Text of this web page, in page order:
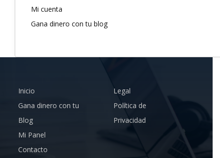
Mi cuenta
Gana dinero con tu blog
Inicio
Gana dinero con tu
Blog
Mi Panel
Contacto
Legal
Política de
Privacidad